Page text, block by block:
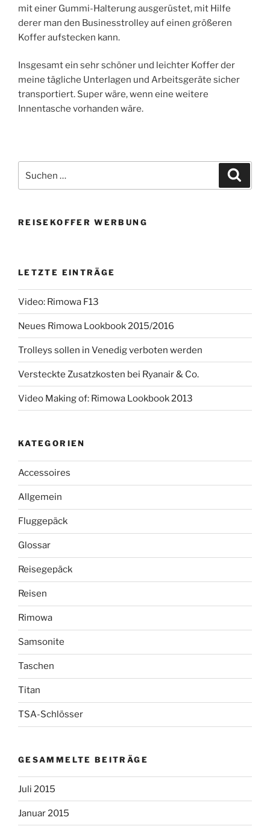
mit einer Gummi-Halterung ausgerüstet, mit Hilfe
derer man den Businesstrolley auf einen größeren
Koffer aufstecken kann.
Insgesamt ein sehr schöner und leichter Koffer der
meine tägliche Unterlagen und Arbeitsgeräte sicher
transportiert. Super wäre, wenn eine weitere
Innentasche vorhanden wäre.
nach:
REISEKOFFER WERBUNG
LETZTE EINTRÄGE
Video: Rimowa F13
Neues Rimowa Lookbook 2015/2016
Trolleys sollen in Venedig verboten werden
Versteckte Zusatzkosten bei Ryanair & Co.
Video Making of: Rimowa Lookbook 2013
KATEGORIEN
Accessoires
Allgemein
Fluggepäck
Glossar
Reisegepäck
Reisen
Rimowa
Samsonite
Taschen
Titan
TSA-Schlösser
GESAMMELTE BEITRÄGE
Juli 2015
Januar 2015